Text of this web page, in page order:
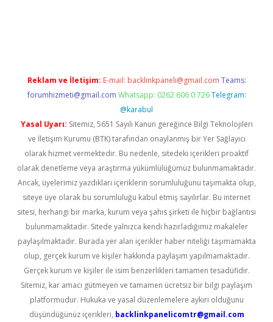
Reklam ve İletişim: E-mail: backlinkpaneli@gmail.com Teams:
forumhizmeti@gmail.com Whatsapp: 0262 606 0 726 Telegram:
@karabul
Yasal Uyarı: Sitemiz, 5651 Sayılı Kanun gereğince Bilgi Teknolojileri
ve İletişim Kurumu (BTK) tarafından onaylanmış bir Yer Sağlayıcı
olarak hizmet vermektedir. Bu nedenle, sitedeki içerikleri proaktif
olarak denetleme veya araştırma yükümlülüğümüz bulunmamaktadır.
Ancak, üyelerimiz yazdıkları içeriklerin sorumluluğunu taşımakta olup,
siteye üye olarak bu sorumluluğu kabul etmiş sayılırlar. Bu internet
sitesi, herhangi bir marka, kurum veya şahıs şirketi ile hiçbir bağlantısı
bulunmamaktadır. Sitede yalnızca kendi hazırladığımız makaleler
paylaşılmaktadır. Burada yer alan içerikler haber niteliği taşımamakta
olup, gerçek kurum ve kişiler hakkında paylaşım yapılmamaktadır.
Gerçek kurum ve kişiler ile isim benzerlikleri tamamen tesadüfidir.
Sitemiz, kar amacı gütmeyen ve tamamen ücretsiz bir bilgi paylaşım
platformudur. Hukuka ve yasal düzenlemelere aykırı olduğunu
düşündüğünüz içerikleri, backlinkpanelicomtr@gmail.com